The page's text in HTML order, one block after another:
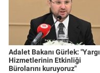
Adalet Bakanı Gürlek: "Yargı
Hizmetlerinin Etkinliği
Bürolarını kuruyoruz"